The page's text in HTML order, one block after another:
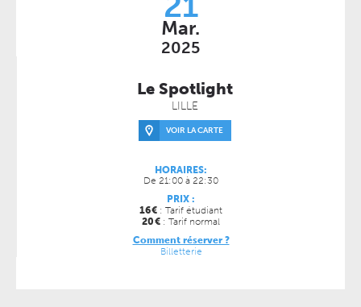
Mar.
2025
Le Spotlight
LILLE
VOIR LA CARTE
HORAIRES:
De 21:00 à 22:30
PRIX :
16€ : Tarif étudiant
20€ : Tarif normal
Comment réserver ?
Billetterie